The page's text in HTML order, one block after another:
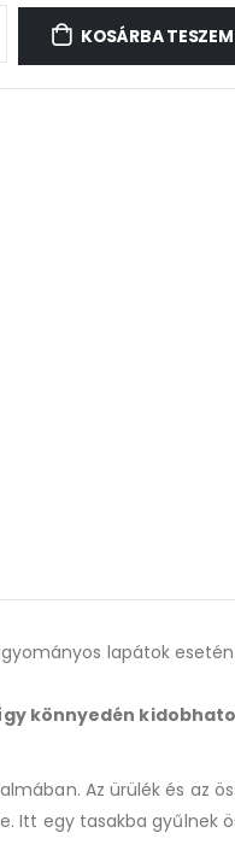
KOSÁRBA TESZEM
lapátok
könnyedén
Az ürülék és az
Itt egy tasakba gyűlnek